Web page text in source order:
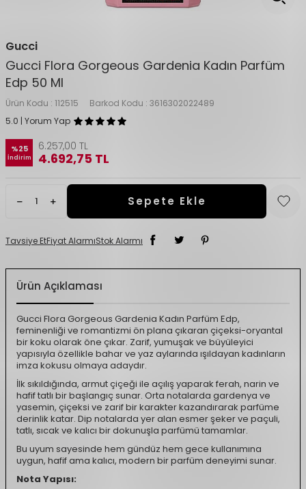
Gucci
Gucci Flora Gorgeous Gardenia Kadın Parfüm
Edp 50 Ml
Ürün Kodu : 112515 Barkod Kodu : 3616302022489
5.0 | Yorum Yap
%25
İndirim
6.257,00 TL
4.692,75 TL
Sepete Ekle
Tavsiye EtFiyat AlarmıStok Alarmı
Ürün Açıklaması
Gucci Flora Gorgeous Gardenia Kadın Parfüm Edp,
feminenliği ve romantizmi ön plana çıkaran çiçeksi-oryantal
bir koku olarak öne çıkar. Zarif, yumuşak ve büyüleyici
yapısıyla özellikle bahar ve yaz aylarında ışıldayan kadınların
imza kokusu olmaya adaydır.
İlk sıkıldığında, armut çiçeği ile açılış yaparak ferah, narin ve
hafif tatlı bir başlangıç sunar. Orta notalarda gardenya ve
yasemin, çiçeksi ve zarif bir karakter kazandırarak parfüme
derinlik katar. Dip notalarda yer alan esmer şeker ve paçuli,
tatlı, sıcak ve kalıcı bir dokunuşla parfümü tamamlar.
Bu uyum sayesinde hem gündüz hem gece kullanımına
uygun, hafif ama kalıcı, modern bir parfüm deneyimi sunar.
Nota Yapısı: